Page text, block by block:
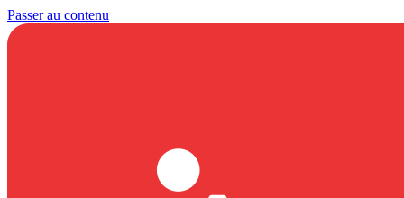
Passer au contenu